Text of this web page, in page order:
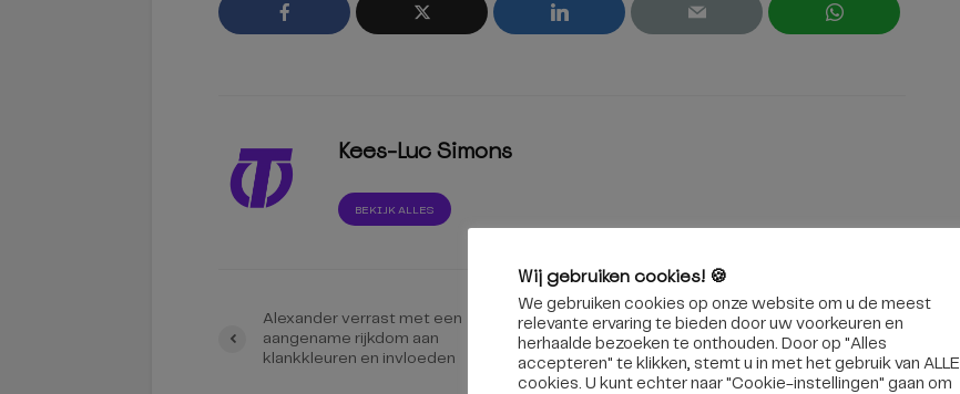
Kees-Luc Simons
BEKIJK ALLES
Alexander verrast met een
aangename rijkdom aan
klankkleuren en invloeden
Sneeuwpret in de stad, ondanks
de kou is het druk
Wij gebruiken cookies! 🍪
We gebruiken cookies op onze website om u de meest
relevante ervaring te bieden door uw voorkeuren en
herhaalde bezoeken te onthouden. Door op "Alles
accepteren" te klikken, stemt u in met het gebruik van ALLE
cookies. U kunt echter naar "Cookie-instellingen" gaan om